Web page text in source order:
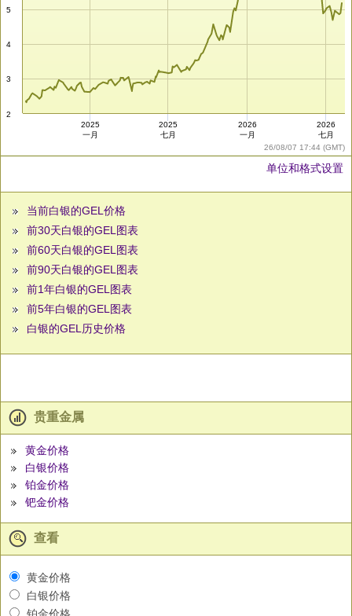
26/08/07 17:44 (GMT)
2
3
4
5
2025
一月
2025
七月
2026
一月
2026
七月
单位和格式设置
当前白银的GEL价格
前30天白银的GEL图表
前60天白银的GEL图表
前90天白银的GEL图表
前1年白银的GEL图表
前5年白银的GEL图表
白银的GEL历史价格
贵重金属
黄金价格
白银价格
铂金价格
钯金价格
查看
黄金价格
白银价格